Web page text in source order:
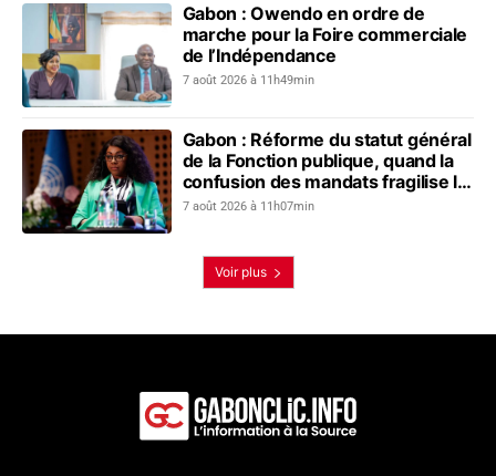
Gabon : Owendo en ordre de
marche pour la Foire commerciale
de l’Indépendance
7 août 2026 à 11h49min
Gabon : Réforme du statut général
de la Fonction publique, quand la
confusion des mandats fragilise le
dialogue social
7 août 2026 à 11h07min
Voir plus